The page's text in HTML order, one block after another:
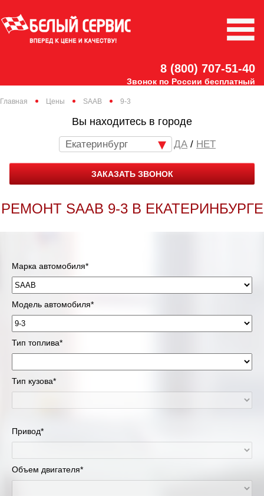
8 (800) 707-51-40
Звонок по России бесплатный
Главная Цены SAAB 9-3
Вы находитесь в городе
Екатеринбург / НЕТ
ЗАКАЗАТЬ ЗВОНОК
РЕМОНТ SAAB 9-3 В ЕКАТЕРИНБУРГЕ
Марка автомобиля*
Модель автомобиля*
Тип топлива*
Тип кузова*
Привод*
Объем двигателя*